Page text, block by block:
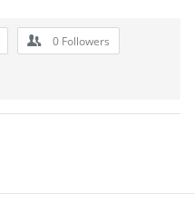
0 Followers